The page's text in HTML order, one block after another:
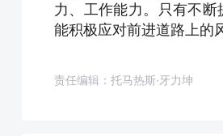
力、工作能力。只有不
能积极应对前进道路上的
责任编辑：托马热斯·牙力坤